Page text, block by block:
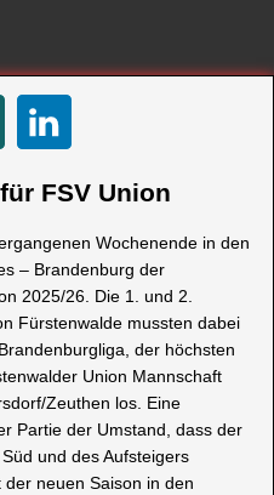
FSV Union
Wochenende in den
– Brandenburg der
2025/26. Die 1. und 2.
Fürstenwalde mussten dabei
der höchsten
Union Mannschaft
Zeuthen los. Eine
Partie der Umstand, dass der
und des Aufsteigers
neuen Saison in den